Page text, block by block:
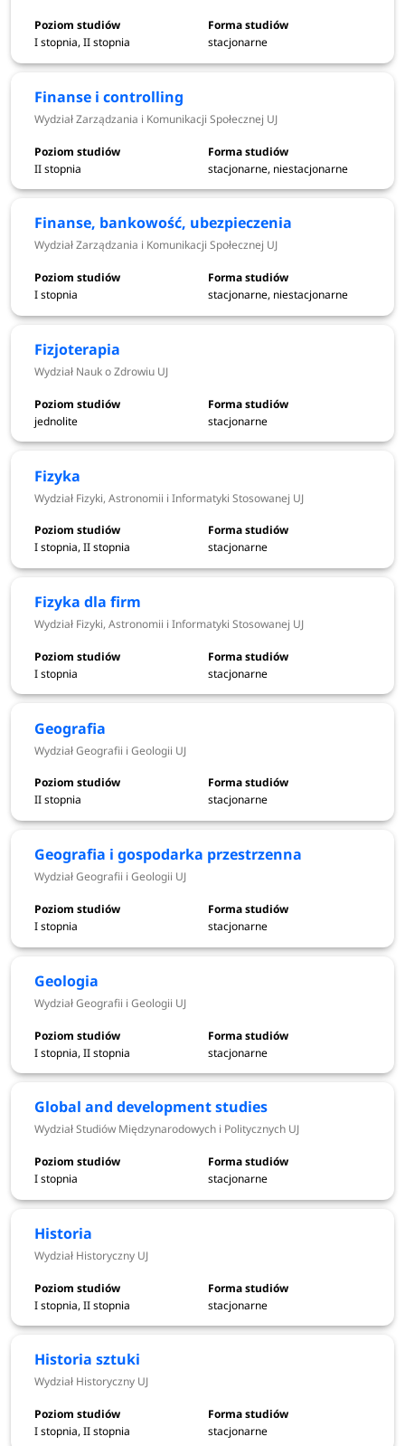
Harmonogram rekrutacji 2026/2027
STUDIA STACJONARNE I NIESTACJONARNE (w
Studia I stopnia oraz jednolite magisterskie
Etapy rekrutacji dla kandydatów
(studia na które przeprowadzany jest
egzamin)
księgowanie opłat rekrutacyjnych
do 9 lipca
13-17 lipca
Elektroniczna rejestracja - I tura
(pozostałe studia)
od 1
księgowanie opłat rekrutacyjnych
Ogłoszenie wyników - I tura
wpisy
lipca 2026
wpisy z listy rezerwowej
przeciwwskazań do podjęcia studiów
wydanego przez lekarza medycyny
pracy (studia, dla których jest to
wymagane)
(studia na które przeprowadzany jest
egzamin)
księgowanie opłat rekrutacyjnych
do 14
egzaminy
Elektroniczna rejestracja - II tura
(pozostałe studia)
I stopnia, II stopnia stacjonarne
Finanse i controlling
Wydział Zarządzania i Komunikacji Społecznej UJ
II stopnia stacjonarne, niestacjonarne
Finanse, bankowość, ubezpieczenia
Wydział Zarządzania i Komunikacji Społecznej UJ
I stopnia stacjonarne, niestacjonarne
Fizjoterapia
Wydział Nauk o Zdrowiu UJ
jednolite stacjonarne
Fizyka
Wydział Fizyki, Astronomii i Informatyki Stosowanej UJ
I stopnia, II stopnia stacjonarne
Fizyka dla firm
Wydział Fizyki, Astronomii i Informatyki Stosowanej UJ
I stopnia stacjonarne
Geografia
Wydział Geografii i Geologii UJ
II stopnia stacjonarne
Geografia i gospodarka przestrzenna
Wydział Geografii i Geologii UJ
I stopnia stacjonarne
Geologia
Wydział Geografii i Geologii UJ
I stopnia, II stopnia stacjonarne
Global and development studies
Wydział Studiów Międzynarodowych i Politycznych UJ
I stopnia stacjonarne
Historia
Wydział Historyczny UJ
I stopnia, II stopnia stacjonarne
Historia sztuki
Wydział Historyczny UJ
I stopnia, II stopnia stacjonarne